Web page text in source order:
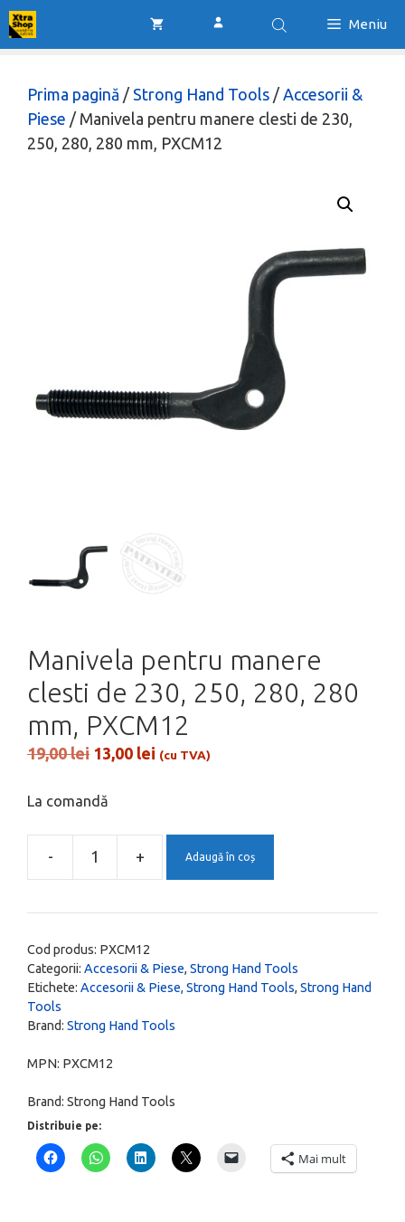
Sari
la
Meniu
Prima pagină / Strong Hand Tools / Accesorii &
Piese / Manivela pentru manere clesti de 230,
250, 280, 280 mm, PXCM12
Manivela pentru manere
clesti de 230, 250, 280, 280
mm, PXCM12
19,00lei Prețul
a
19,00 lei.
13,00 lei Prețul
(cu TVA)
La comandă
-
Cantitate
pentru
clesti
de
mm,
+ Adaugă în coș
Cod produs: PXCM12
Categorii: Accesorii & Piese, Strong Hand Tools
Etichete: Accesorii & Piese, Strong Hand Tools, Strong Hand
Tools
Brand: Strong Hand Tools
MPN: PXCM12
Brand: Strong Hand Tools
Distribuie pe:
Mai mult